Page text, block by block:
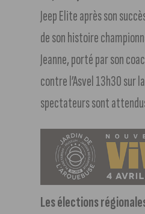
Jeep Elite après son
de son histoire
Jeanne, porté par son
contre l’Asvel 13h30 sur
spectateurs sont
Les élections